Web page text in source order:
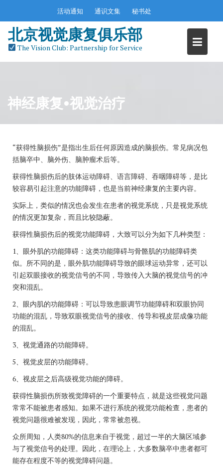
content
活动通知 通识文集 秘书处
北京视觉康复俱乐部
The Vision Club: Partnership for Service
神经康复•视觉治疗
“获得性脑损伤”是指出生后任何原因造成的脑损伤。常见病况包
括脑卒中、脑外伤、脑肿瘤术后等。
获得性脑损伤后的肢体运动障碍、语言障碍、吞咽障碍等，是比
较容易引起注意的功能障碍，也是当前神经康复的主要内容。
实际上，类似的情况也会发生在患者的视觉系统，只是视觉系统
的情况更加复杂，而且比较隐蔽。
获得性脑损伤后的视觉功能障碍，大致可以分为如下几种类型：
1、眼外肌的功能障碍：这类功能障碍与骨骼肌的功能障碍类
似。所不同的是，眼外肌功能障碍导致的眼球运动异常，还可以
引起双眼接收的视觉信号的不同，导致传入大脑的视觉信号的冲
突和混乱。
2、眼内肌的功能障碍：可以导致患眼调节功能障碍和双眼协同
功能的混乱，导致双眼视觉信号的接收、传导和视皮层成像功能
的混乱。
3、视觉通路的功能障碍。
5、视觉皮层的功能障碍。
6、视皮层之后高级视觉功能的障碍。
获得性脑损伤所致视觉障碍的一个重要特点，就是这些视觉问题
常常不能被患者感知。如果不进行系统的视觉功能检查，患者的
视觉问题很难被发现，因此，常常被忽视。
众所周知，人类80%的信息来自于视觉，超过一半的大脑区域参
与了视觉信号的处理。因此，在理论上，大多数脑卒中患者都可
能存在程度不等的视觉障碍问题。